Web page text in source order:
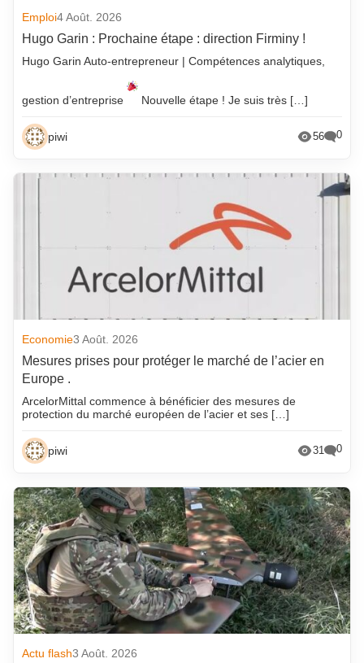
Emploi4 Août. 2026
Hugo Garin : Prochaine étape : direction Firminy !
Hugo Garin Auto-entrepreneur | Compétences analytiques,
gestion d’entreprise Nouvelle étape ! Je suis très […]
piwi 56 0
Economie3 Août. 2026
Mesures prises pour protéger le marché de l’acier en
Europe .
ArcelorMittal commence à bénéficier des mesures de
protection du marché européen de l’acier et ses […]
piwi 31 0
Actu flash3 Août. 2026